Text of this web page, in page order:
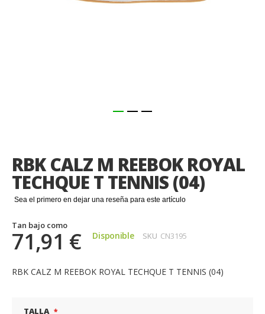
RBK CALZ M REEBOK ROYAL
TECHQUE T TENNIS (04)
Sea el primero en dejar una reseña para este artículo
Tan bajo como
71,91 € Disponible SKU CN3195
RBK CALZ M REEBOK ROYAL TECHQUE T TENNIS (04)
TALLA
de
la
galería
de